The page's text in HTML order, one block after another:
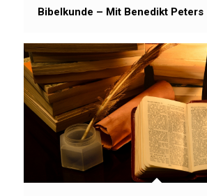
Bibelkunde – Mit Benedikt Peters